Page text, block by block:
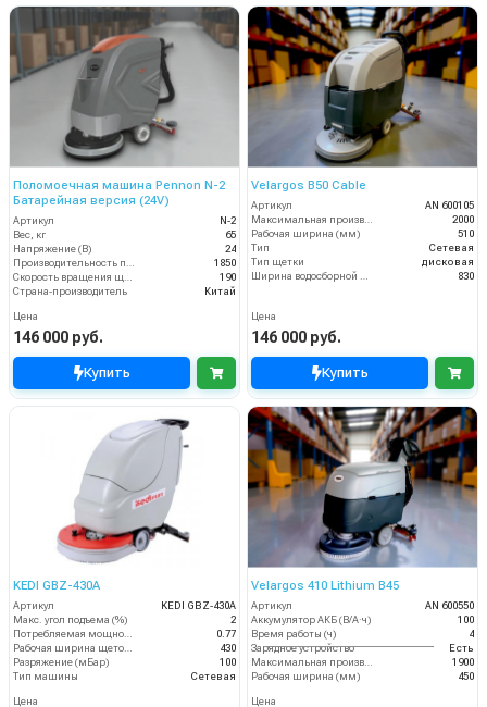
Поломоечная машина Pennon N-2
Батарейная версия (24V)
Артикул
N-2
Вес, кг
65
Напряжение (В)
24
1850
190
Страна-производитель
Китай
Цена
146 000 руб.
Купить
Velargos B50 Cable
Артикул
AN 600105
2000
Рабочая ширина (мм)
510
Тип
Сетевая
Тип щетки
дисковая
830
Цена
146 000 руб.
Купить
KEDI GBZ-430A
Артикул
KEDI GBZ-430A
Макс. угол подъема (%)
2
0.77
430
Разряжение (мБар)
100
Тип машины
Сетевая
Цена
Velargos 410 Lithium B45
Артикул
AN 600550
Аккумулятор АКБ (В/А·ч)
100
Время работы (ч)
4
Зарядное устройство
Есть
1900
Рабочая ширина (мм)
450
Цена